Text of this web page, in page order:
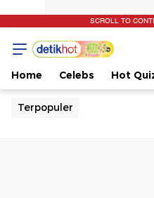
SCROLL TO
Home Celebs Hot
Terpopuler